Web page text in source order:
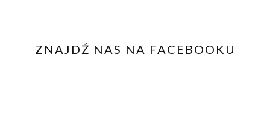
ZNAJDŹ NAS NA FACEBOOKU